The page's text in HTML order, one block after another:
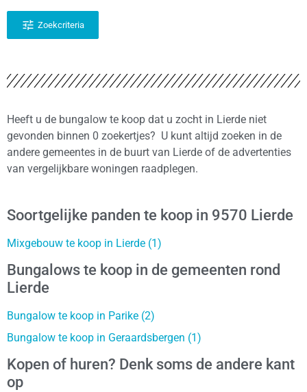
Zoekcriteria
Heeft u de bungalow te koop dat u zocht in Lierde niet
gevonden binnen 0 zoekertjes? U kunt altijd zoeken in de
andere gemeentes in de buurt van Lierde of de advertenties
van vergelijkbare woningen raadplegen.
Soortgelijke panden te koop in 9570 Lierde
Mixgebouw te koop in Lierde (1)
Bungalows te koop in de gemeenten rond
Lierde
Bungalow te koop in Parike (2)
Bungalow te koop in Geraardsbergen (1)
Kopen of huren? Denk soms de andere kant
op